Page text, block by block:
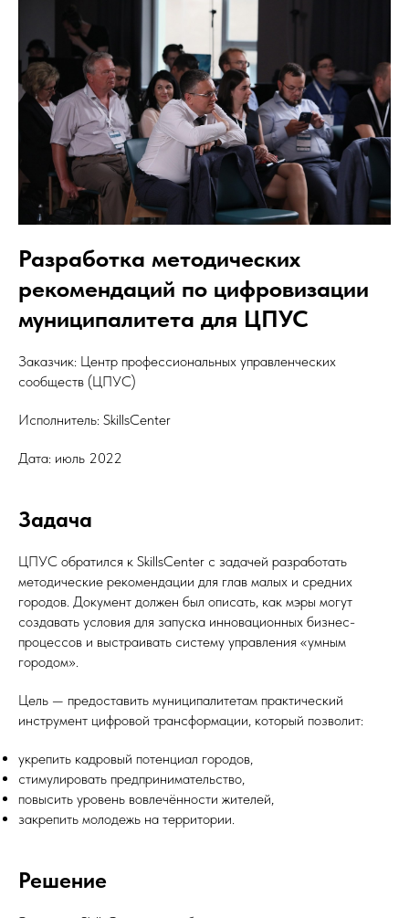
Разработка методических
рекомендаций по цифровизации
муниципалитета для ЦПУС
Заказчик: Центр профессиональных управленческих
сообществ (ЦПУС)
Исполнитель: SkillsCenter
Дата: июль 2022
Задача
ЦПУС обратился к SkillsCenter с задачей разработать
методические рекомендации для глав малых и средних
городов. Документ должен был описать, как мэры могут
создавать условия для запуска инновационных бизнес-
процессов и выстраивать систему управления «умным
городом».
Цель — предоставить муниципалитетам практический
инструмент цифровой трансформации, который позволит:
укрепить кадровый потенциал городов,
стимулировать предпринимательство,
повысить уровень вовлечённости жителей,
закрепить молодежь на территории.
Решение